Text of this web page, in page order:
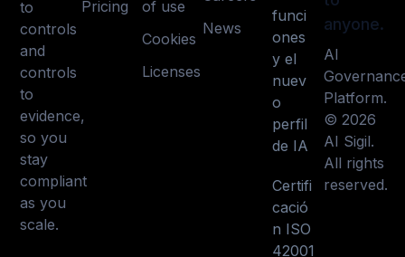
to
controls
and
controls
to
evidence,
so you
stay
compliant
as you
scale.
Pricing
of use
Cookies
Licenses
News
funci
ones
y el
nuev
o
perfil
de IA
Certifi
cació
n ISO
42001
anyone.
AI
Platform.
© 2026
AI Sigil.
All rights
reserved.